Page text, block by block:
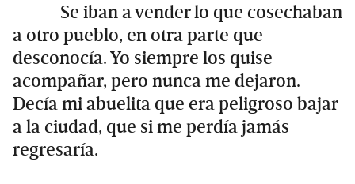
Se iban a vender lo que cosechaban
a otro pueblo, en otra parte que
desconocía. Yo siempre los quise
acompañar, pero nunca me dejaron.
Decía mi abuelita que era peligroso bajar
a la ciudad, que si me perdía jamás
regresaría.